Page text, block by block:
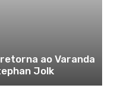
ao Varanda
Jolk